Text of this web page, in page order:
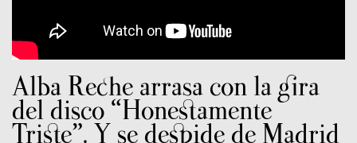
Alba Reche arrasa con la gira
del disco “Honestamente
Triste”. Y se despide de Madrid